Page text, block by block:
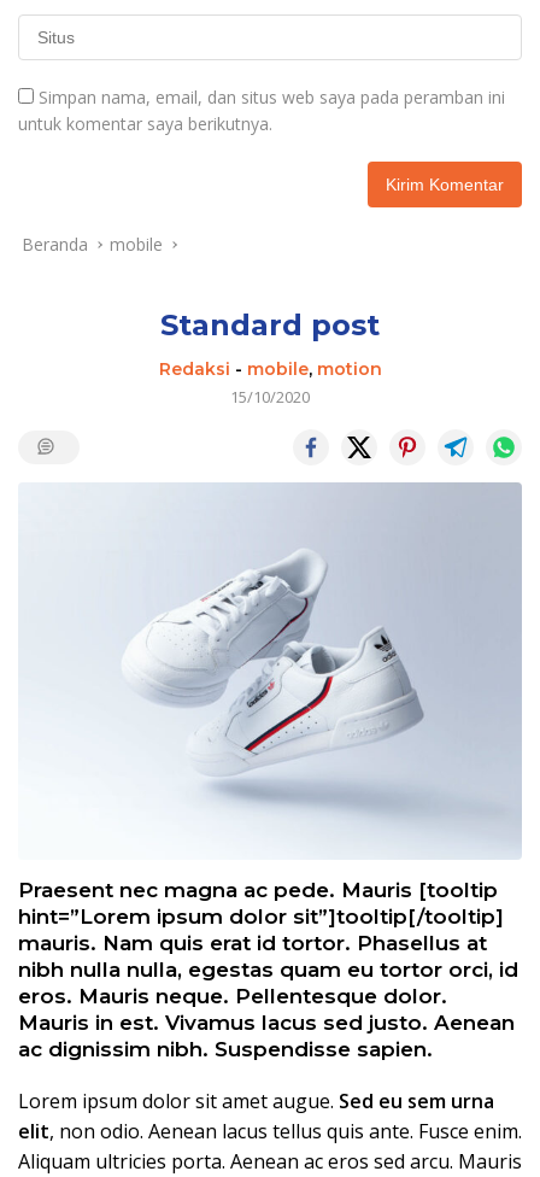
Simpan nama, email, dan situs web saya pada peramban ini
untuk komentar saya berikutnya.
Beranda mobile
Standard post
Redaksi - mobile, motion
15/10/2020
Praesent nec magna ac pede. Mauris [tooltip
hint=”Lorem ipsum dolor sit”]tooltip[/tooltip]
mauris. Nam quis erat id tortor. Phasellus at
nibh nulla nulla, egestas quam eu tortor orci, id
eros. Mauris neque. Pellentesque dolor.
Mauris in est. Vivamus lacus sed justo. Aenean
ac dignissim nibh. Suspendisse sapien.
Lorem ipsum dolor sit amet augue. Sed eu sem urna
elit, non odio. Aenean lacus tellus quis ante. Fusce enim.
Aliquam ultricies porta. Aenean ac eros sed arcu. Mauris